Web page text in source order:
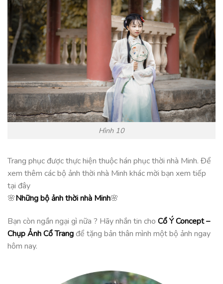
Hình 10
Trang phục được thực hiện thuộc hán phục thời nhà Minh. Để
xem thêm các bộ ảnh thời nhà Minh khác mời bạn xem tiếp
tại đây
🌸Những bộ ảnh thời nhà Minh🌸
Bạn còn ngần ngại gì nữa ? Hãy nhắn tin cho Cổ Ý Concept –
Chụp Ảnh Cổ Trangđể tặng bản thân mình một bộ ảnh ngay
hôm nay.